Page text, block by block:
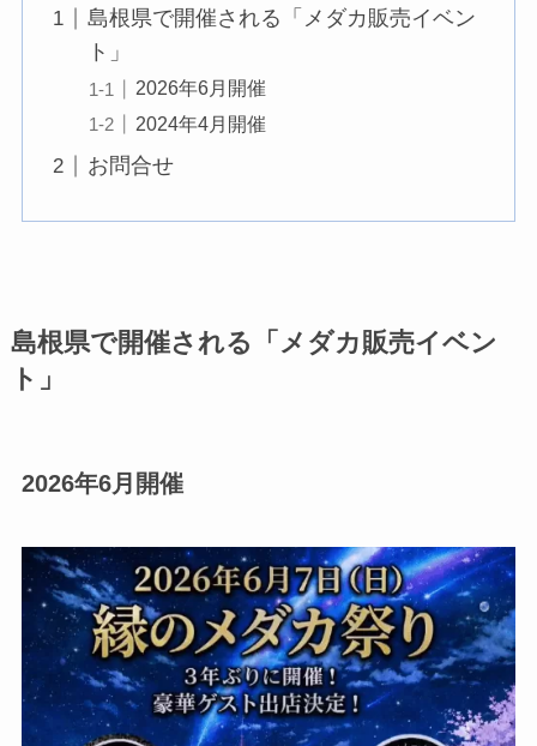
島根県で開催される「メダカ販売イベン
ト」
2026年6月開催
2024年4月開催
お問合せ
島根県で開催される「メダカ販売イベン
ト」
2026年6月開催